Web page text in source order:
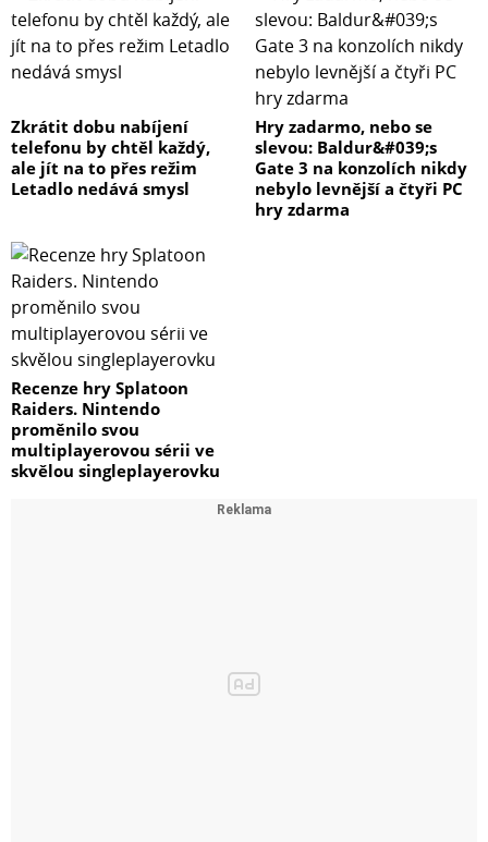
Zkrátit dobu nabíjení
telefonu by chtěl každý,
ale jít na to přes režim
Letadlo nedává smysl
Hry zadarmo, nebo se
slevou: Baldur&#039;s
Gate 3 na konzolích nikdy
nebylo levnější a čtyři PC
hry zdarma
Recenze hry Splatoon
Raiders. Nintendo
proměnilo svou
multiplayerovou sérii ve
skvělou singleplayerovku